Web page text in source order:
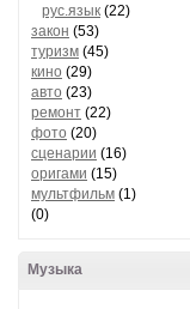
рус.язык (22)
закон (53)
туризм (45)
кино (29)
авто (23)
ремонт (22)
фото (20)
сценарии (16)
оригами (15)
мультфильм (1)
(0)
Музыка